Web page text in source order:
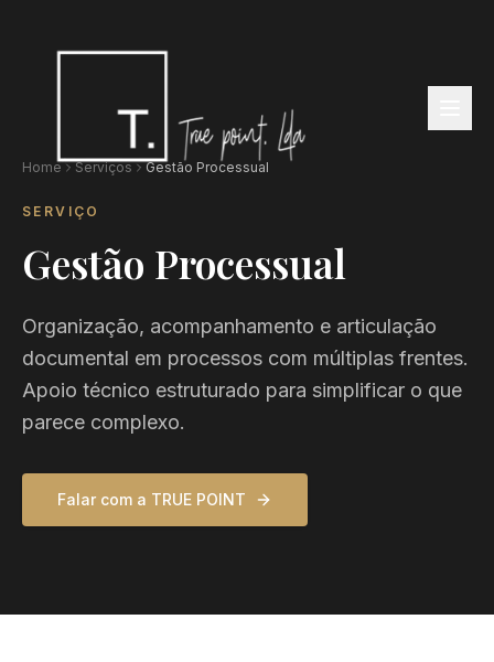
Home Serviços Gestão Processual
SERVIÇO
Gestão Processual
Organização, acompanhamento e articulação
documental em processos com múltiplas frentes.
Apoio técnico estruturado para simplificar o que
parece complexo.
Falar com a TRUE POINT